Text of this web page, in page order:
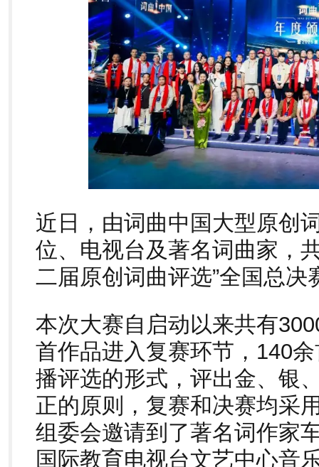
近日，由词曲中国大型原创
位、电视台及著名词曲家，
二届原创词曲评选”全国总决
本次大赛自启动以来共有
首作品进入复赛环节，140
播评选的形式，评出金、银
正的原则，复赛和决赛均采
组委会邀请到了著名词作家
国际教育电视台文艺中心音